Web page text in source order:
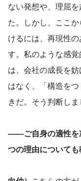
ない発想や、理屈
た。しかし、ここ
けるには、再現性
す。私のような感
は、会社の成長を
はなく、「構造を
きだ。そう判断しま
――ご自身の適性を
つの理由についても